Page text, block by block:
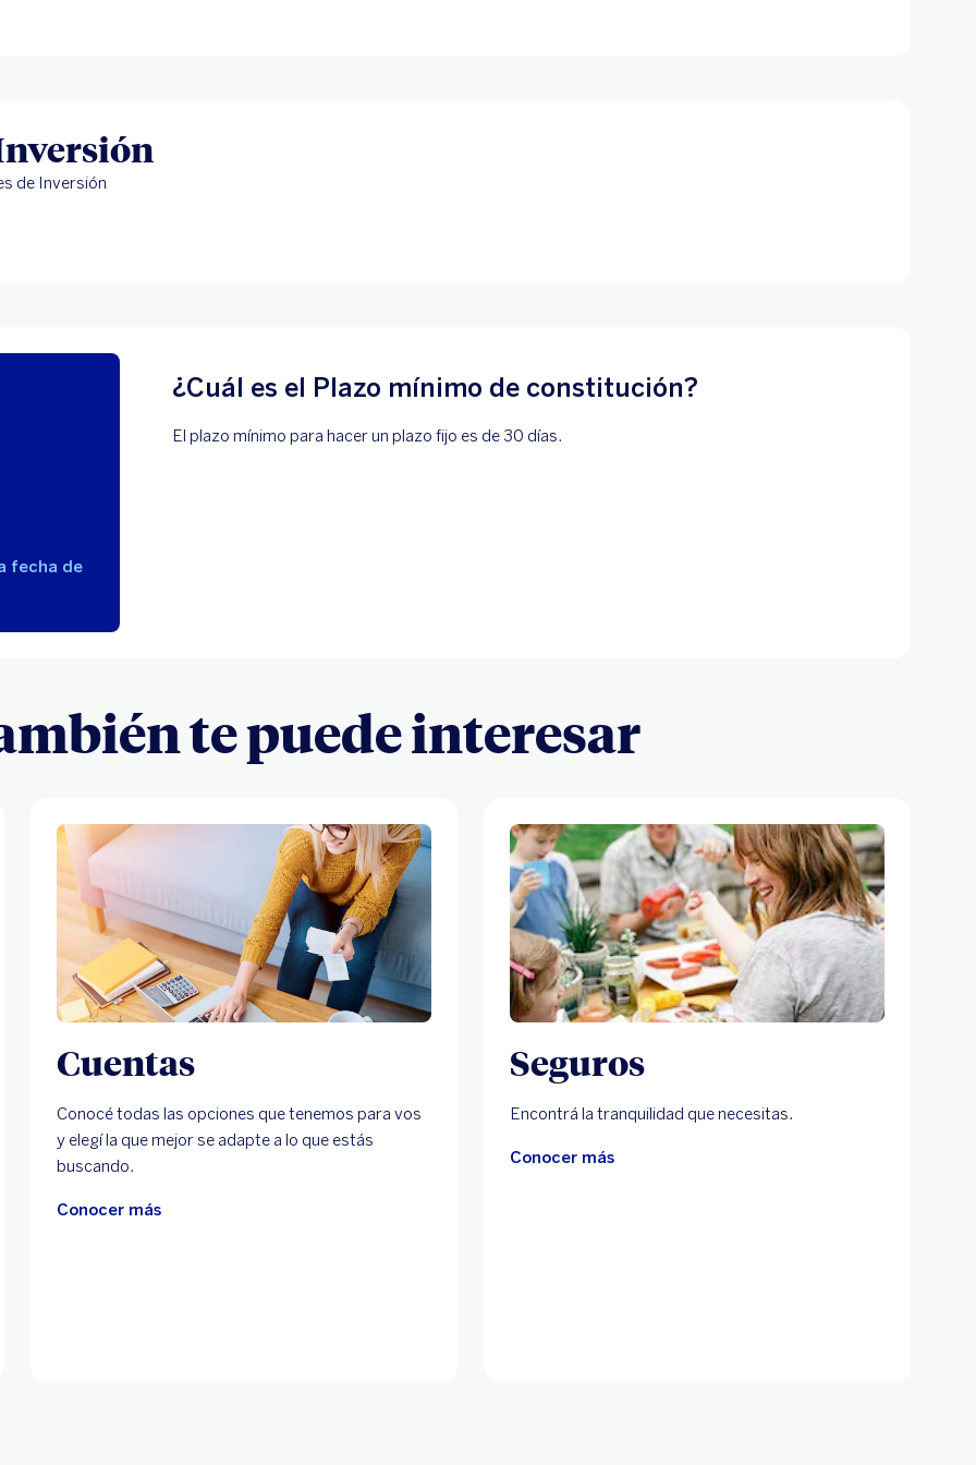
de Inversión
fecha de
¿Cuál es el Plazo mínimo de constitución?
El plazo mínimo para hacer un plazo fijo es de 30 días.
te puede interesar
Cuentas
Conocé todas las opciones que tenemos para vos
y elegí la que mejor se adapte a lo que estás
buscando.
Conocer más
Seguros
Encontrá la tranquilidad que necesitas.
Conocer más